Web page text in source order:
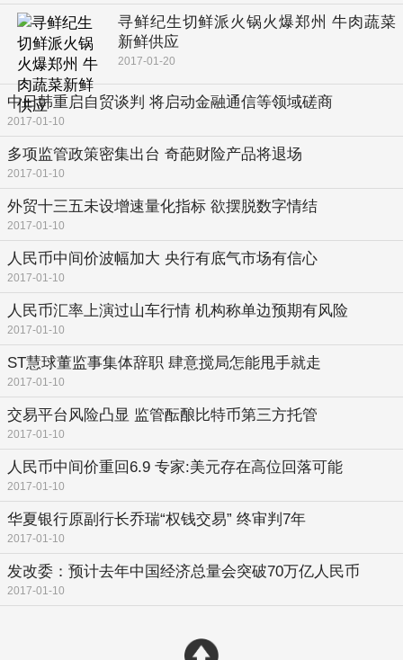
寻鲜纪生切鲜派火锅火爆郑州 牛肉蔬菜
新鲜供应
2017-01-20
中日韩重启自贸谈判 将启动金融通信等领域磋商
2017-01-10
多项监管政策密集出台 奇葩财险产品将退场
2017-01-10
外贸十三五未设增速量化指标 欲摆脱数字情结
2017-01-10
人民币中间价波幅加大 央行有底气市场有信心
2017-01-10
人民币汇率上演过山车行情 机构称单边预期有风险
2017-01-10
ST慧球董监事集体辞职 肆意搅局怎能甩手就走
2017-01-10
交易平台风险凸显 监管酝酿比特币第三方托管
2017-01-10
人民币中间价重回6.9 专家:美元存在高位回落可能
2017-01-10
华夏银行原副行长乔瑞“权钱交易” 终审判7年
2017-01-10
发改委：预计去年中国经济总量会突破70万亿人民币
2017-01-10